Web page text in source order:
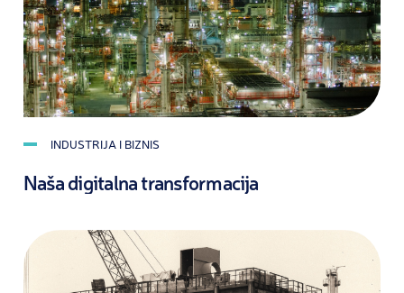
INDUSTRIJA I BIZNIS
Naša digitalna transformacija